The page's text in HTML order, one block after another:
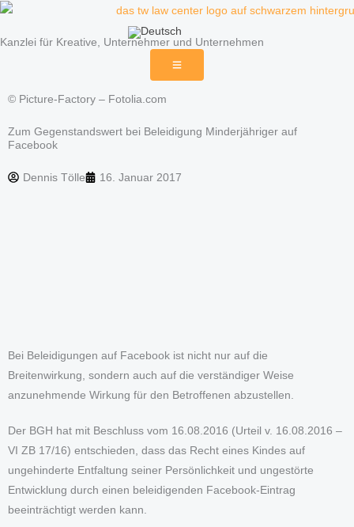
Zum
springen
Kanzlei für Kreative, Unternehmer und Unternehmen
© Picture-Factory – Fotolia.com
Zum Gegenstandswert bei Beleidigung Minderjähriger auf
Facebook
Dennis Tölle 16. Januar 2017
Bei Beleidigungen auf Facebook ist nicht nur auf die
Breitenwirkung, sondern auch auf die verständiger Weise
anzunehmende Wirkung für den Betroffenen abzustellen.
Der BGH hat mit Beschluss vom 16.08.2016 (Urteil v. 16.08.2016 –
VI ZB 17/16) entschieden, dass das Recht eines Kindes auf
ungehinderte Entfaltung seiner Persönlichkeit und ungestörte
Entwicklung durch einen beleidigenden Facebook-Eintrag
beeinträchtigt werden kann.